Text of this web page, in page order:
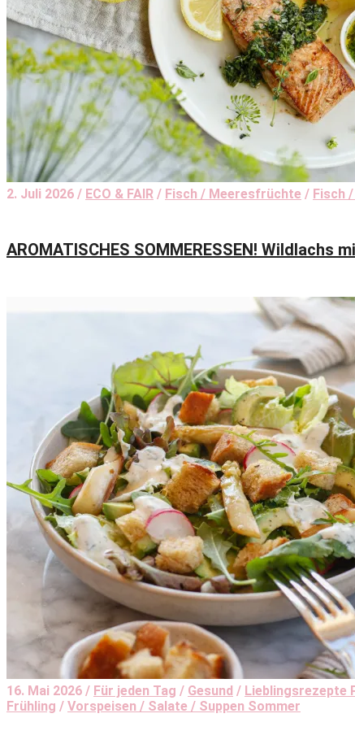
2. Juli 2026 / ECO & FAIR / Fisch / Meeresfrüchte / Fisch
AROMATISCHES SOMMERESSEN!
16. Mai 2026 / Für jeden Tag / Gesund / Lieblingsrezepte
Frühling / Vorspeisen / Salate / Suppen Sommer